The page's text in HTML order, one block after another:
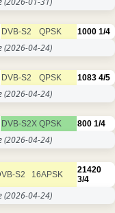
DVB-S2 QPSK 1000 1/4
(2026-04-24)
DVB-S2 QPSK 1083 4/5
(2026-04-24)
DVB-S2X QPSK 800 1/4
(2026-04-24)
S2 16APSK
21420
3/4
(2026-04-24)